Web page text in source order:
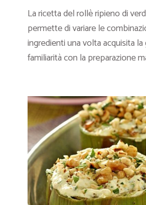
La ricetta del rollè ripieno di
permette di variare le
ingredienti una volta acquisita la
familiarità con la preparazione